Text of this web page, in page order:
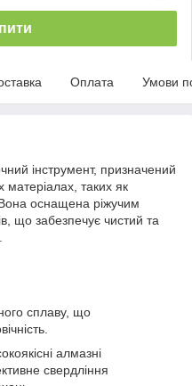
Оплата Умови
інструмент, призначений
матеріалах, таких як
оснащена ріжучим
що забезпечує чистий та
сплаву, що
алмазні
свердління